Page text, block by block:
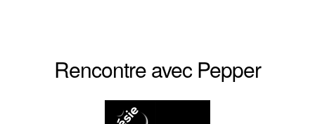
Rencontre avec Pepper